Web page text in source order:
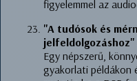
figyelemmel az
"A tudósok és
jelfeldolgozáshoz"
Egy népszerű,
gyakorlati példákon